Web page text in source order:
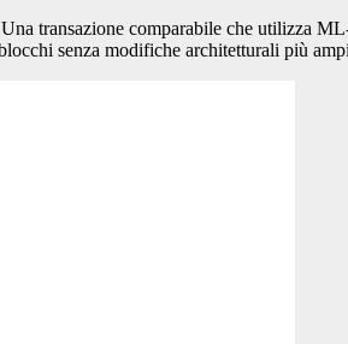
transazione comparabile che utilizza
senza modifiche architetturali più